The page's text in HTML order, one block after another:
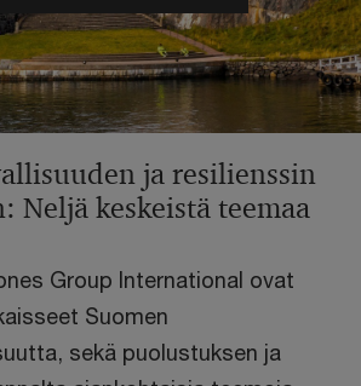
ja resilienssin
Neljä keskeistä teemaa
Group International ovat
Suomen
sekä puolustuksen ja